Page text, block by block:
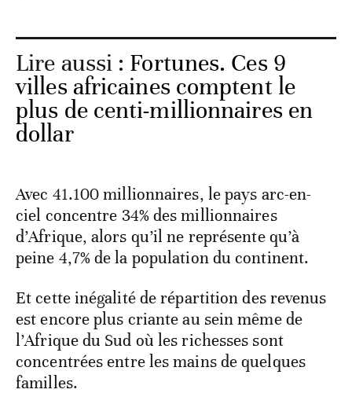
Lire aussi : Fortunes. Ces 9
villes africaines comptent le
plus de centi-millionnaires en
dollar
Avec 41.100 millionnaires, le pays arc-en-
ciel concentre 34% des millionnaires
d’Afrique, alors qu’il ne représente qu’à
peine 4,7% de la population du continent.
Et cette inégalité de répartition des revenus
est encore plus criante au sein même de
l’Afrique du Sud où les richesses sont
concentrées entre les mains de quelques
familles.